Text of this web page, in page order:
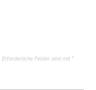
Erforderliche Felder sind mit *